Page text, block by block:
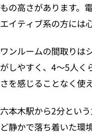
もの高さがあります。
エイティブ系の方には
ワンルームの間取りは
がしやすく、4〜5人く
さを感じることなく使
六本木駅から2分とい
ど静かで落ち着いた環